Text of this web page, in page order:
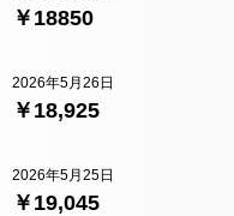
￥18850
￥18,925
2026年5月26日
￥19,045
2026年5月25日